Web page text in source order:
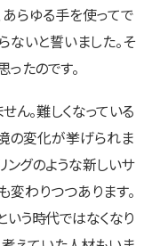
らゆる手を使ってで
いと誓いました。そ
たのです。
ん。難しくなっている
の変化が挙げられま
ングのような新しいサ
わりつつあります。
いう時代ではなくなり